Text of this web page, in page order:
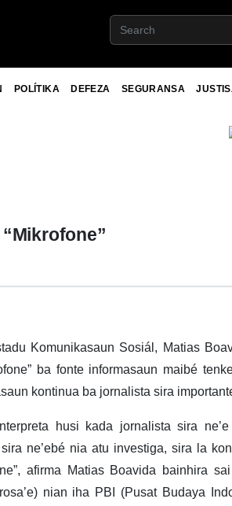
POLÍTIKA DEFEZA SEGURANSA
Komunikasaun Sosiál, Matias
ba fonte informasaun maibé
kontinua ba jornalista sira
husi kada jornalista sira
ne’ebé nia atu investiga, sira la
afirma Matias Boavida bainhira
nian iha PBI (Pusat Budaya